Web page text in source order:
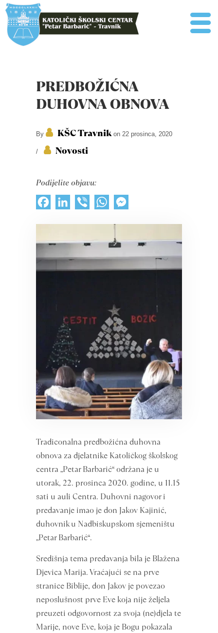
PREDBOŽIĆNA
DUHOVNA OBNOVA
By KŠC Travnikon 22 prosinca, 2020
/ Novosti
Podijelite objavu:
FacebookLinkedInViber WhatsApp
Tradiconalna predbožićna duhovna
obnova za djelatnike Katoličkog školskog
centra „Petar Barbarić“ održana je u
utorak, 22. prosinca 2020. godine, u 11.15
sati u auli Centra. Duhovni nagovor i
predavanje imao je don Jakov Kajinić,
duhovnik u Nadbiskupskom sjemeništu
„Petar Barbarić“.
Središnja tema predavanja bila je Blažena
Djevica Marija. Vraćajući se na prve
stranice Biblije, don Jakov je povezao
neposlušnost prve Eve koja nije željela
preuzeti odgovornost za svoja (ne)djela te
Marije, nove Eve, koja je Bogu pokazala